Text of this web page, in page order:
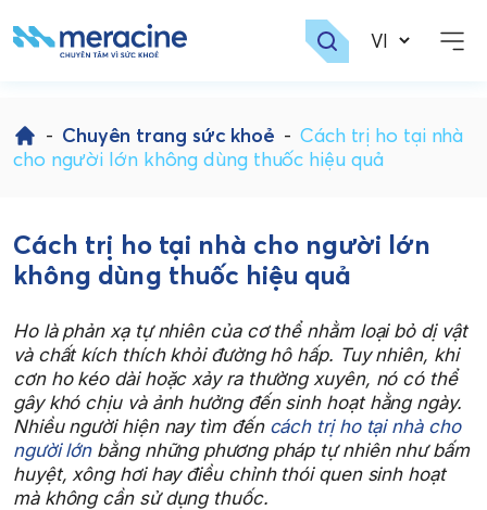
to
content
- Chuyên trang sức khoẻ - Cách trị ho tại nhà
cho người lớn không dùng thuốc hiệu quả
Cách trị ho tại nhà cho người lớn
không dùng thuốc hiệu quả
Ho là phản xạ tự nhiên của cơ thể nhằm loại bỏ dị vật
và chất kích thích khỏi đường hô hấp. Tuy nhiên, khi
cơn ho kéo dài hoặc xảy ra thường xuyên, nó có thể
gây khó chịu và ảnh hưởng đến sinh hoạt hằng ngày.
Nhiều người hiện nay tìm đến cách trị ho tại nhà cho
người lớnbằng những phương pháp tự nhiên như bấm
huyệt, xông hơi hay điều chỉnh thói quen sinh hoạt
mà không cần sử dụng thuốc.